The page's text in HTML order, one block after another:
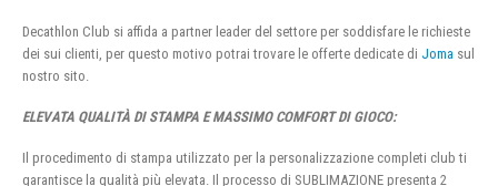
Decathlon Club si affida a partner leader del settore per soddisfare le richieste
dei sui clienti, per questo motivo potrai trovare le offerte dedicate di Joma sul
nostro sito.
ELEVATA QUALITÀ DI STAMPA E MASSIMO COMFORT DI GIOCO:
Il procedimento di stampa utilizzato per la personalizzazione completi club ti
garantisce la qualità più elevata. Il processo di SUBLIMAZIONE presenta 2